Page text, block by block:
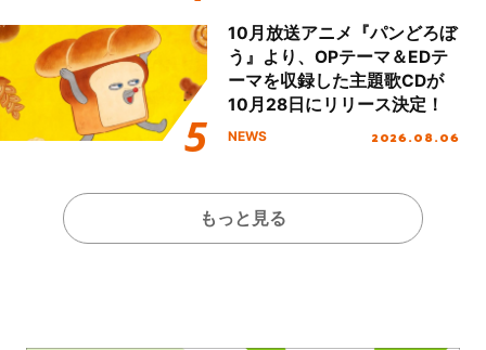
10月放送アニメ『パンどろぼ
う』より、OPテーマ＆EDテ
ーマを収録した主題歌CDが
10月28日にリリース決定！
NEWS 2026.08.06
もっと見る